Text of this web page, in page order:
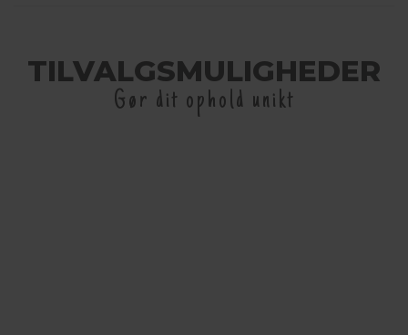
TILVALGSMULIGHEDER
Gør dit ophold unikt